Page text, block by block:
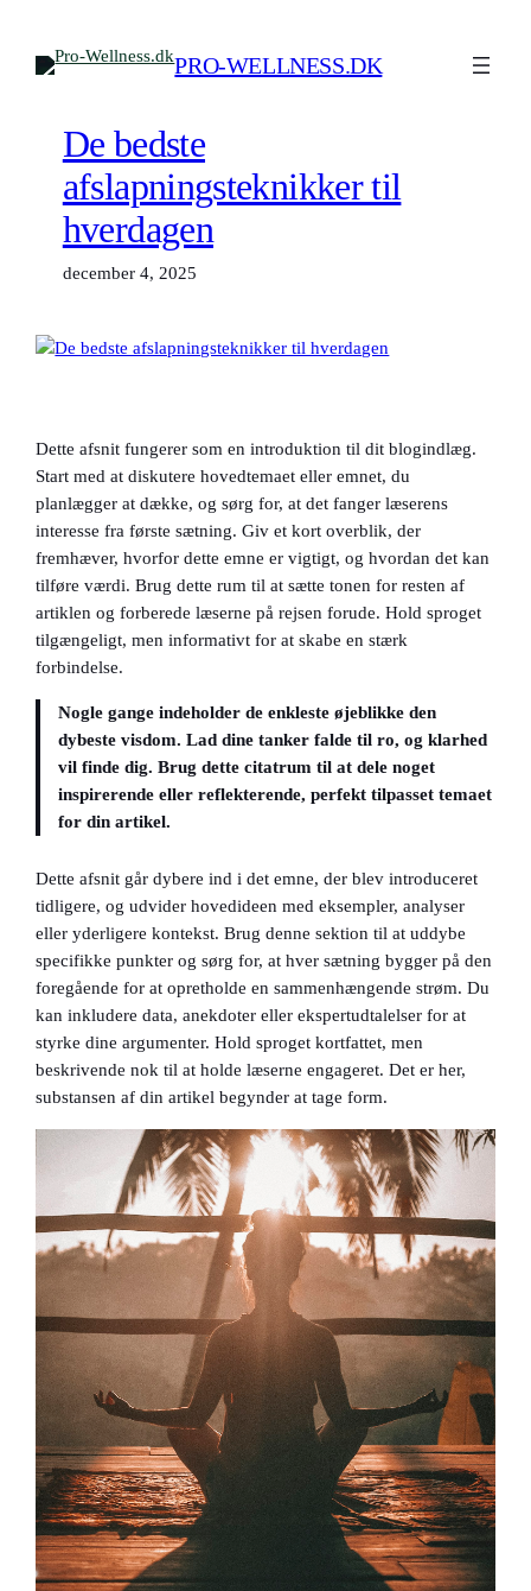
indhold
PRO-WELLNESS.DK
De bedste
afslapningsteknikker til
hverdagen
december 4, 2025
Dette afsnit fungerer som en introduktion til dit blogindlæg.
Start med at diskutere hovedtemaet eller emnet, du
planlægger at dække, og sørg for, at det fanger læserens
interesse fra første sætning. Giv et kort overblik, der
fremhæver, hvorfor dette emne er vigtigt, og hvordan det kan
tilføre værdi. Brug dette rum til at sætte tonen for resten af
artiklen og forberede læserne på rejsen forude. Hold sproget
tilgængeligt, men informativt for at skabe en stærk
forbindelse.
Nogle gange indeholder de enkleste øjeblikke den
dybeste visdom. Lad dine tanker falde til ro, og klarhed
vil finde dig. Brug dette citatrum til at dele noget
inspirerende eller reflekterende, perfekt tilpasset temaet
for din artikel.
Dette afsnit går dybere ind i det emne, der blev introduceret
tidligere, og udvider hovedideen med eksempler, analyser
eller yderligere kontekst. Brug denne sektion til at uddybe
specifikke punkter og sørg for, at hver sætning bygger på den
foregående for at opretholde en sammenhængende strøm. Du
kan inkludere data, anekdoter eller ekspertudtalelser for at
styrke dine argumenter. Hold sproget kortfattet, men
beskrivende nok til at holde læserne engageret. Det er her,
substansen af din artikel begynder at tage form.